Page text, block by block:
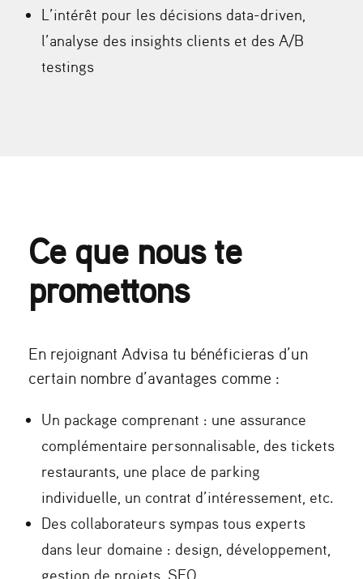
L’intérêt pour les décisions data-driven,
l’analyse des insights clients et des A/B
testings
Ce que nous te
promettons
En rejoignant Advisa tu bénéficieras d’un
certain nombre d’avantages comme :
Un package comprenant : une assurance
complémentaire personnalisable, des tickets
restaurants, une place de parking
individuelle, un contrat d’intéressement, etc.
Des collaborateurs sympas tous experts
dans leur domaine : design, développement,